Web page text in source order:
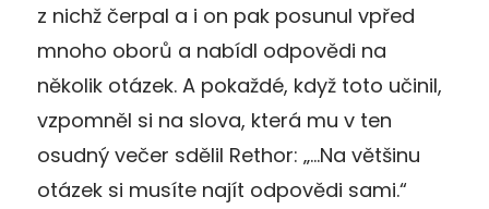
z nichž čerpal a i on pak posunul vpřed
mnoho oborů a nabídl odpovědi na
několik otázek. A pokaždé, když toto učinil,
vzpomněl si na slova, která mu v ten
osudný večer sdělil Rethor: „…Na většinu
otázek si musíte najít odpovědi sami.“